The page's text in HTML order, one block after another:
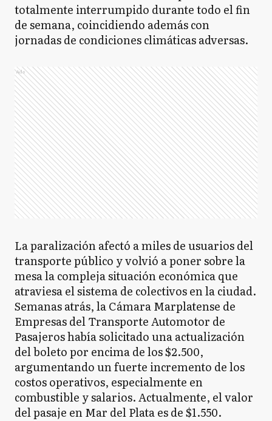
totalmente interrumpido durante todo el fin
de semana, coincidiendo además con
jornadas de condiciones climáticas adversas.
Ads
La paralización afectó a miles de usuarios del
transporte público y volvió a poner sobre la
mesa la compleja situación económica que
atraviesa el sistema de colectivos en la ciudad.
Semanas atrás, la Cámara Marplatense de
Empresas del Transporte Automotor de
Pasajeros había solicitado una actualización
del boleto por encima de los $2.500,
argumentando un fuerte incremento de los
costos operativos, especialmente en
combustible y salarios. Actualmente, el valor
del pasaje en Mar del Plata es de $1.550.